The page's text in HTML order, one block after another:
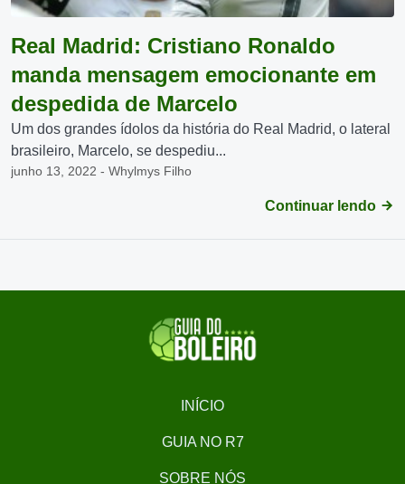
Real Madrid: Cristiano Ronaldo
manda mensagem emocionante em
despedida de Marcelo
Um dos grandes ídolos da história do Real Madrid, o lateral
brasileiro, Marcelo, se despediu...
junho 13, 2022 - Whylmys Filho
Continuar lendo
INÍCIO
GUIA NO R7
SOBRE NÓS